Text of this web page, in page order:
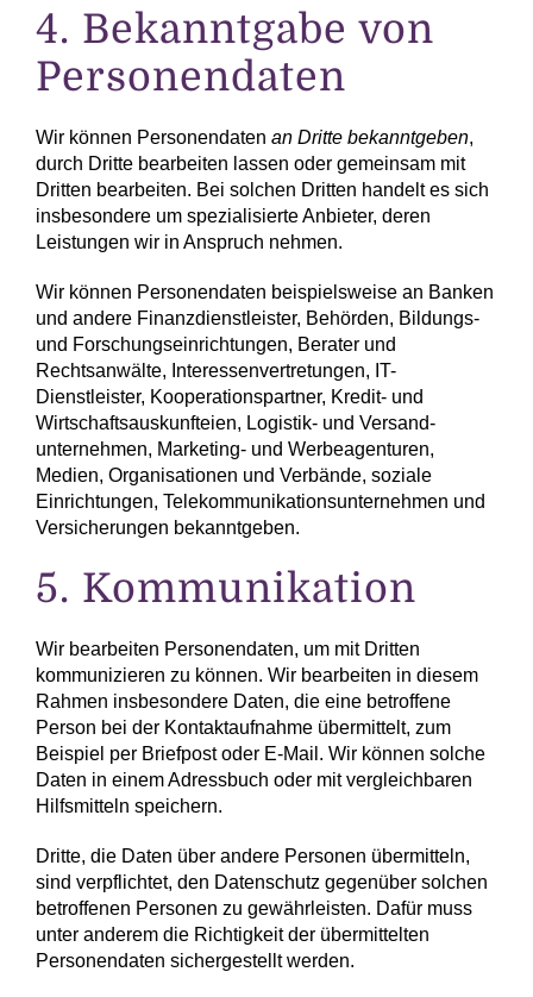
4. Bekanntgabe von
Personen­daten
Wir können Personen­daten an Dritte bekanntgeben,
durch Dritte bearbeiten lassen oder gemeinsam mit
Dritten bearbeiten. Bei solchen Dritten handelt es sich
insbesondere um spezialisierte Anbieter, deren
Leistungen wir in Anspruch nehmen.
Wir können Personen­daten beispielsweise an Banken
und andere Finanz­dienstleister, Behörden, Bildungs-
und Forschungs­einrichtungen, Berater und
Rechtsanwälte, Interessen­vertretungen, IT-
Dienstleister, Kooperations­partner, Kredit- und
Wirtschaft­sauskunfteien, Logistik- und Versand­
unternehmen, Marketing- und Werbe­agenturen,
Medien, Organisationen und Verbände, soziale
Einrichtungen, Telekommunikations­unternehmen und
Versicherungen bekanntgeben.
5. Kommunikation
Wir bearbeiten Personendaten, um mit Dritten
kommunizieren zu können. Wir bearbeiten in diesem
Rahmen insbesondere Daten, die eine betroffene
Person bei der Kontaktaufnahme übermittelt, zum
Beispiel per Briefpost oder E-Mail. Wir können solche
Daten in einem Adressbuch oder mit vergleichbaren
Hilfsmitteln speichern.
Dritte, die Daten über andere Personen übermitteln,
sind verpflichtet, den Datenschutz gegenüber solchen
betroffenen Personen zu gewährleisten. Dafür muss
unter anderem die Richtigkeit der übermittelten
Personendaten sichergestellt werden.